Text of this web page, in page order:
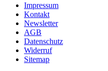
Impressum
Kontakt
Newsletter
AGB
Datenschutz
Widerruf
Sitemap